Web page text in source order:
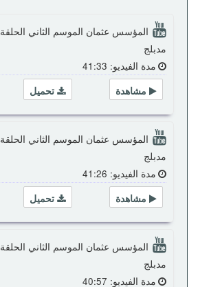
المؤسس عثمان الموسم الثاني الحلقة
مدبلج
مدة الفيديو: 41:33
تحميل
مشاهدة
المؤسس عثمان الموسم الثاني الحلقة
مدبلج
مدة الفيديو: 41:26
تحميل
مشاهدة
المؤسس عثمان الموسم الثاني الحلقة
مدبلج
مدة الفيديو: 40:57